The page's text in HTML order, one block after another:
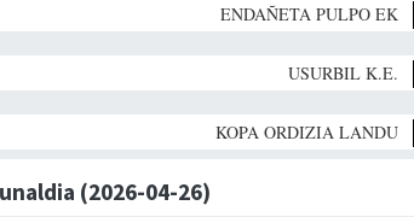
ENDAÑETA PULPO EK
USURBIL K.E.
KOPA ORDIZIA LANDU
(2026-04-26)